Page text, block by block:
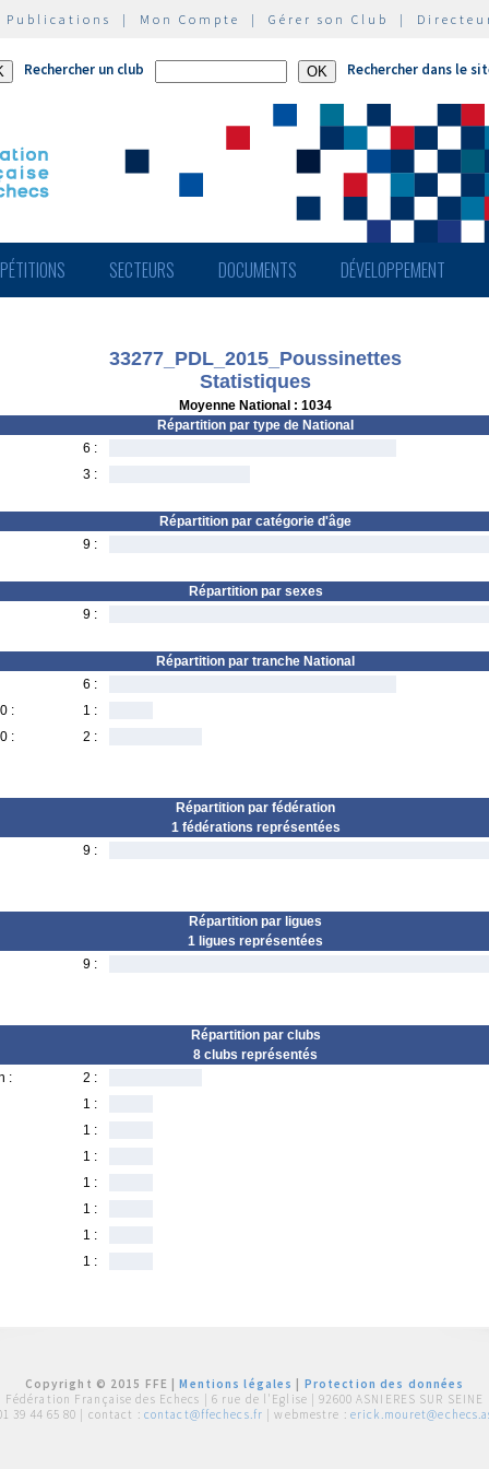
Publications | Mon Compte | Gérer son Club |
Rechercher un club Rechercher dans le
SECTEURS DOCUMENTS DÉVELOPPEMENT
33277_PDL_2015_Poussinettes
Statistiques
Moyenne National : 1034
Répartition par type de National
6 :
3 :
Répartition par catégorie d'âge
9 :
Répartition par sexes
9 :
Répartition par tranche National
6 :
:
1 :
:
2 :
Répartition par fédération
1 fédérations représentées
9 :
Répartition par ligues
1 ligues représentées
9 :
Répartition par clubs
8 clubs représentés
:
2 :
1 :
1 :
1 :
1 :
1 :
1 :
1 :
Copyright © 2015 FFE |Mentions légales
Protection des données
Fédération Française des Echecs | 6 rue de l'Eglise | 92600 ASNIERES SUR SEINE
39 44 65 80 | contact : contact@ffechecs.fr | webmestre :